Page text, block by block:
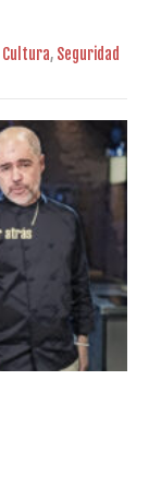
Cultura, Seguridad